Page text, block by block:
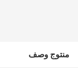
منتوج وصف